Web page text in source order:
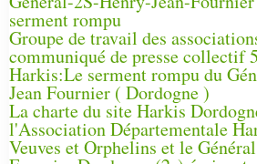
serment rompu
Groupe de travail des
communiqué de presse collectif
Harkis:Le serment rompu du
Jean Fournier ( Dordogne )
La charte du site Harkis
l'Association Départementale
Veuves et Orphelins et le